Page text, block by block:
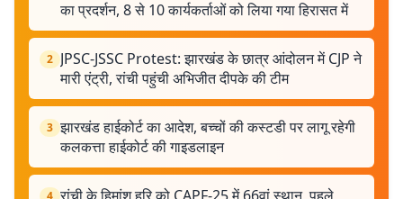
का प्रदर्शन, 8 से 10 कार्यकर्ताओं को लिया गया हिरासत में
2 JPSC-JSSC Protest: झारखंड के छात्र आंदोलन में CJP ने
मारी एंट्री, रांची पहुंची अभिजीत दीपके की टीम
3 झारखंड हाईकोर्ट का आदेश, बच्चों की कस्टडी पर लागू रहेगी
कलकत्ता हाईकोर्ट की गाइडलाइन
4